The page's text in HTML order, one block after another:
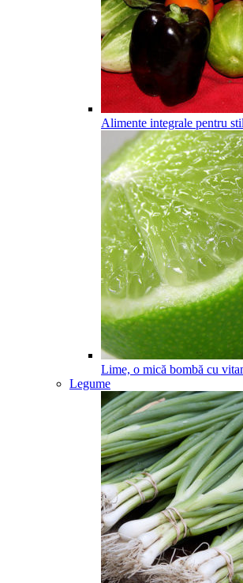
Alimente integrale pentru
Lime, o mică bombă cu
Legume